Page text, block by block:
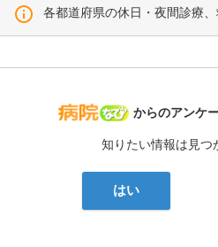
各都道府県の休日・夜間診療
病院なび
からのアンケ
知りたい情報は見つ
はい